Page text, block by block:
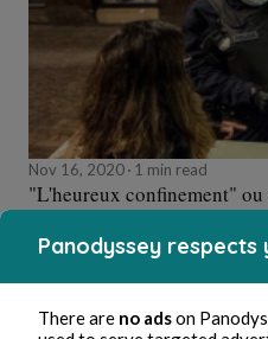
Nov 16, 2020 1 min read
"L'heureux confinement" ou
Culture
Panodyssey
There are no adson